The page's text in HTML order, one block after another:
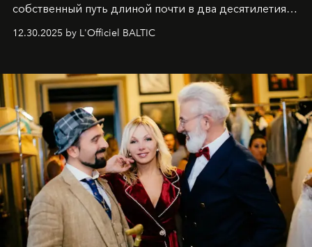
собственный путь длиной почти в два десятилетия.
Вместо привычного подведения итогов мы от всей
души говорим спасибо каждому, кто был с нами все
самыми искренними пожеланиями и теплом, ваша
командаL’Officiel Baltic .
12.30.2025 by L'Officiel BALTIC